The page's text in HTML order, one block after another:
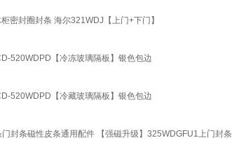
密封圈封条 海尔321WDJ【上门+下门】
520WDPD【冷冻玻璃隔板】银色包边
520WDPD【冷藏玻璃隔板】银色包边
封条磁性皮条通用配件 【强磁升级】325WDGFU1上门封条